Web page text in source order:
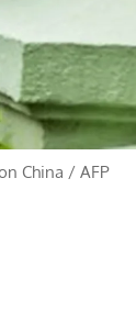
China / AFP